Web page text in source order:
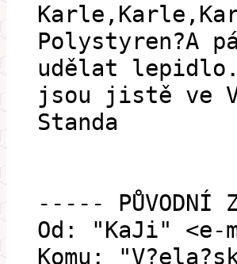
Polystyren?A
udělat
jsou jistě ve
Standa
----- PŮVODNÍ
Od: "KaJi" <e-
Komu: